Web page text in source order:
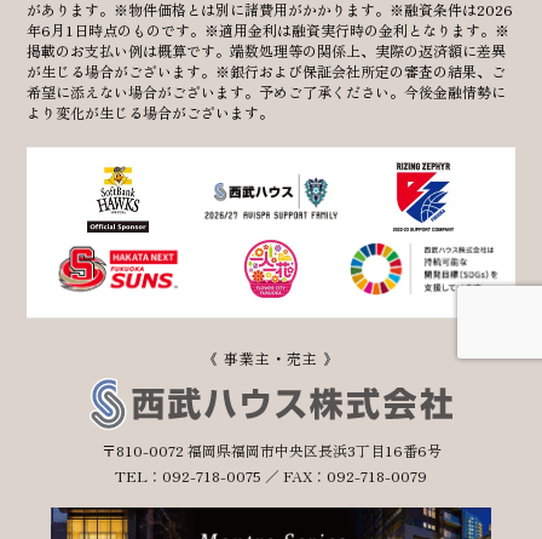
があります。※物件価格とは別に諸費用がかかります。※融資条件は2026
年6月1日時点のものです。※適用金利は融資実行時の金利となります。※
掲載のお支払い例は概算です。端数処理等の関係上、実際の返済額に差異
が生じる場合がございます。※銀行および保証会社所定の審査の結果、ご
希望に添えない場合がございます。予めご了承ください。今後金融情勢に
より変化が生じる場合がございます。
《 事業主・売主 》
〒810-0072 福岡県福岡市中央区長浜3丁目16番6号
TEL：092-718-0075 ／ FAX：092-718-0079